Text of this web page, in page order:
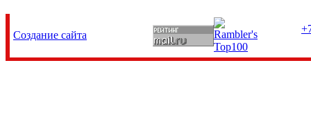
Создание сайта